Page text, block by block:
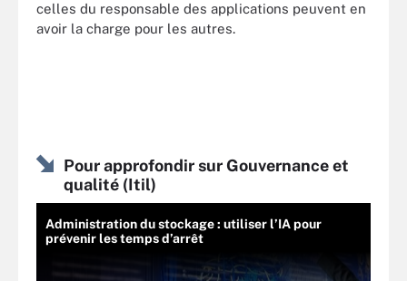
celles du responsable des applications peuvent en
avoir la charge pour les autres.
Pour approfondir sur Gouvernance et
qualité (Itil)
Administration du stockage : utiliser l’IA pour
prévenir les temps d’arrêt